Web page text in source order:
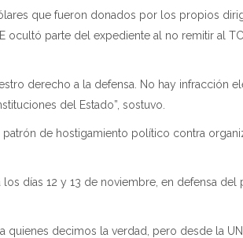
que fueron donados por los propios
parte del expediente al no remitir al
derecho a la defensa. No hay infracción
del Estado”, sostuvo.
de hostigamiento político contra
días 12 y 13 de noviembre, en defensa
quienes decimos la verdad, pero desde la